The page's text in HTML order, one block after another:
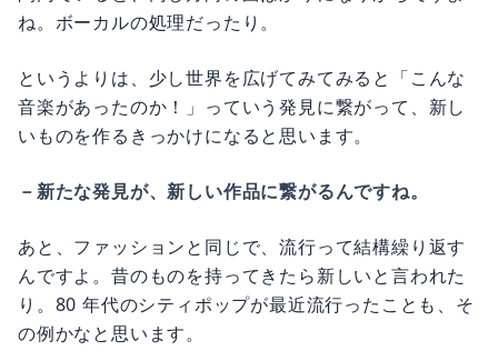
ね。ボーカルの処理だったり。
というよりは、少し世界を広げてみてみると「こんな
音楽があったのか！」っていう発見に繋がって、新し
いものを作るきっかけになると思います。
－新たな発見が、新しい作品に繋がるんですね。
あと、ファッションと同じで、流行って結構繰り返す
んですよ。昔のものを持ってきたら新しいと言われた
り。80 年代のシティポップが最近流行ったことも、そ
の例かなと思います。